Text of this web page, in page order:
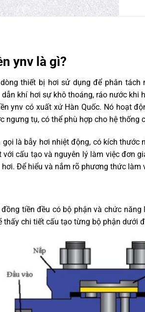
ynv là gì?
thiết bị hơi sử dụng để phân tách
khí hơi sự khô thoáng, ráo nước khi
ynv có xuất xứ Hàn Quốc. Nó hoạt
ngưng tụ, có thể phù hợp cho hệ thống
gọi là bẫy hơi nhiệt động, có kích thước
cấu tạo và nguyên lý làm việc đơn
Để hiểu và nắm rõ phương thức
tiền đều có bộ phận và chức
thấy chi tiết cấu tạo từng bộ phận dưới